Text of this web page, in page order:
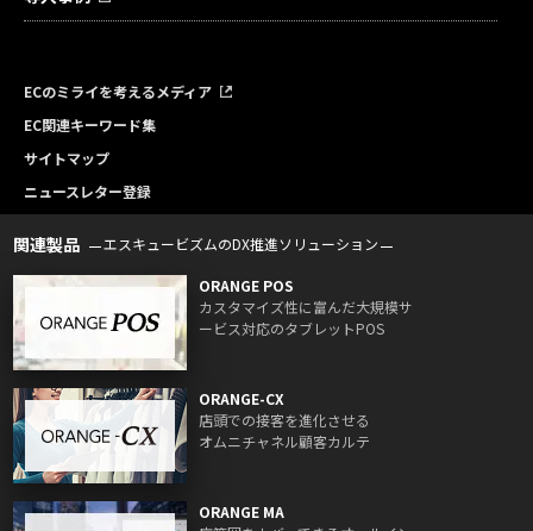
ECのミライを考えるメディア
EC関連キーワード集
サイトマップ
ニュースレター登録
関連製品 エスキュービズムのDX推進ソリューション
ORANGE POS
カスタマイズ性に富んだ大規模サ
ービス対応のタブレットPOS
ORANGE-CX
店頭での接客を進化させる
オムニチャネル顧客カルテ
ORANGE MA